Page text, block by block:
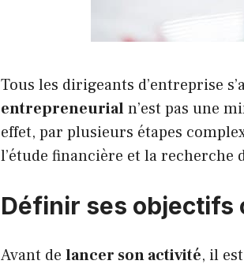
Tous les dirigeants d’entreprise
entrepreneurialn’est pas une
effet, par plusieurs étapes
l’étude financière et la recherche
Définir ses objectifs
Avant de lancer son activité, il